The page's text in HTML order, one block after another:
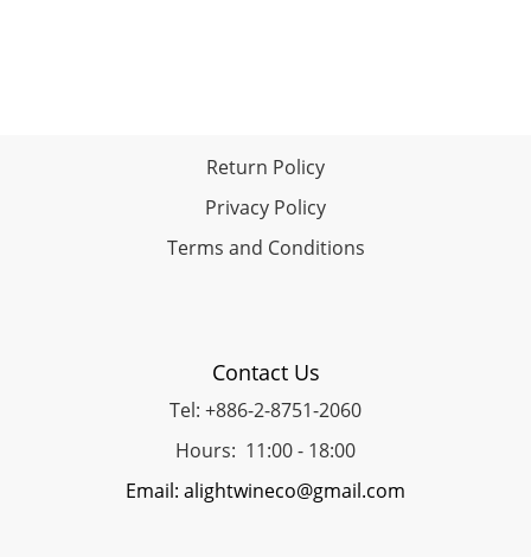
Return Policy
Privacy Policy
Terms and Conditions
Contact Us
Tel: +886-2-8751-2060
Hours: 11:00 - 18:00
Email: alightwineco@gmail.com